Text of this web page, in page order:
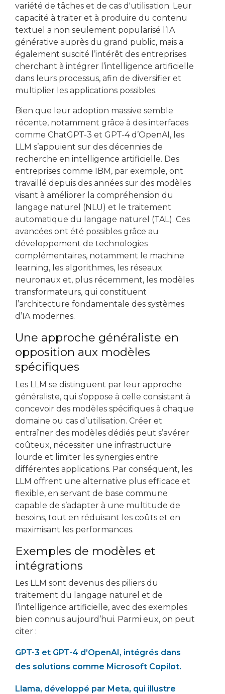
variété de tâches et de cas d'utilisation. Leur
capacité à traiter et à produire du contenu
textuel a non seulement popularisé l’IA
générative auprès du grand public, mais a
également suscité l’intérêt des entreprises
cherchant à intégrer l’intelligence artificielle
dans leurs processus, afin de diversifier et
multiplier les applications possibles.
Bien que leur adoption massive semble
récente, notamment grâce à des interfaces
comme ChatGPT-3 et GPT-4 d’OpenAI, les
LLM s’appuient sur des décennies de
recherche en intelligence artificielle. Des
entreprises comme IBM, par exemple, ont
travaillé depuis des années sur des modèles
visant à améliorer la compréhension du
langage naturel (NLU) et le traitement
automatique du langage naturel (TAL). Ces
avancées ont été possibles grâce au
développement de technologies
complémentaires, notamment le machine
learning, les algorithmes, les réseaux
neuronaux et, plus récemment, les modèles
transformateurs, qui constituent
l’architecture fondamentale des systèmes
d’IA modernes.
Une approche généraliste en
opposition aux modèles
spécifiques
Les LLM se distinguent par leur approche
généraliste, qui s'oppose à celle consistant à
concevoir des modèles spécifiques à chaque
domaine ou cas d’utilisation. Créer et
entraîner des modèles dédiés peut s’avérer
coûteux, nécessiter une infrastructure
lourde et limiter les synergies entre
différentes applications. Par conséquent, les
LLM offrent une alternative plus efficace et
flexible, en servant de base commune
capable de s’adapter à une multitude de
besoins, tout en réduisant les coûts et en
maximisant les performances.
Exemples de modèles et
intégrations
Les LLM sont devenus des piliers du
traitement du langage naturel et de
l’intelligence artificielle, avec des exemples
bien connus aujourd’hui. Parmi eux, on peut
citer :
GPT-3 et GPT-4 d’OpenAI, intégrés dans
des solutions comme Microsoft Copilot.
Llama, développé par Meta, qui illustre